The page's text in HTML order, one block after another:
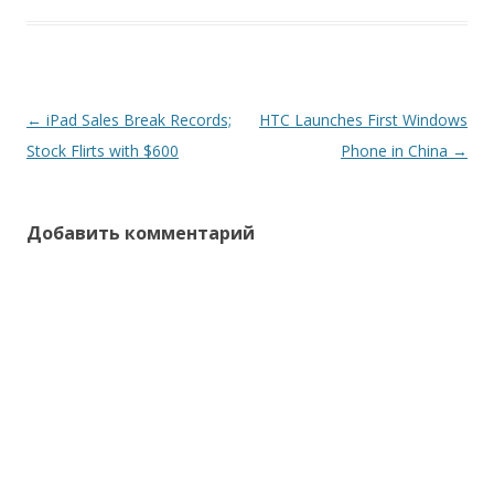
Навигация
по
← iPad Sales Break Records;
Stock Flirts with $600
HTC Launches First Windows
Phone in China →
Добавить комментарий